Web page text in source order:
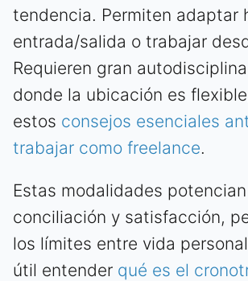
tendencia. Permiten adaptar
entrada/salida o trabajar
Requieren gran
donde la ubicación es
estos consejos esenciales
trabajar como freelance.
Estas modalidades
conciliación y satisfacción,
los límites entre vida
útil entender qué es el